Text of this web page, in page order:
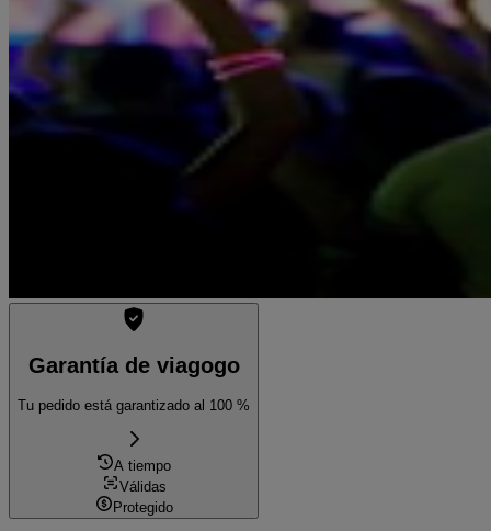
Garantía de viagogo
Tu pedido está garantizado al 100 %
A tiempo
Válidas
Protegido